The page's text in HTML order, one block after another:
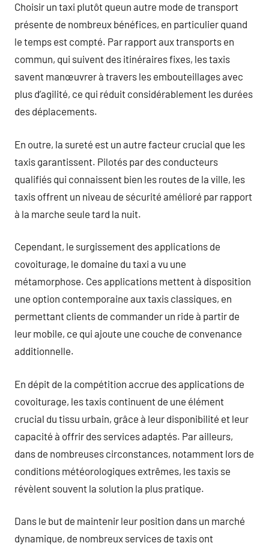
Choisir un taxi plutôt queun autre mode de transport
présente de nombreux bénéfices, en particulier quand
le temps est compté. Par rapport aux transports en
commun, qui suivent des itinéraires fixes, les taxis
savent manœuvrer à travers les embouteillages avec
plus d’agilité, ce qui réduit considérablement les durées
des déplacements.
En outre, la sureté est un autre facteur crucial que les
taxis garantissent. Pilotés par des conducteurs
qualifiés qui connaissent bien les routes de la ville, les
taxis offrent un niveau de sécurité amélioré par rapport
à la marche seule tard la nuit.
Cependant, le surgissement des applications de
covoiturage, le domaine du taxi a vu une
métamorphose. Ces applications mettent à disposition
une option contemporaine aux taxis classiques, en
permettant clients de commander un ride à partir de
leur mobile, ce qui ajoute une couche de convenance
additionnelle.
En dépit de la compétition accrue des applications de
covoiturage, les taxis continuent de une élément
crucial du tissu urbain, grâce à leur disponibilité et leur
capacité à offrir des services adaptés. Par ailleurs,
dans de nombreuses circonstances, notamment lors de
conditions météorologiques extrêmes, les taxis se
révèlent souvent la solution la plus pratique.
Dans le but de maintenir leur position dans un marché
dynamique, de nombreux services de taxis ont